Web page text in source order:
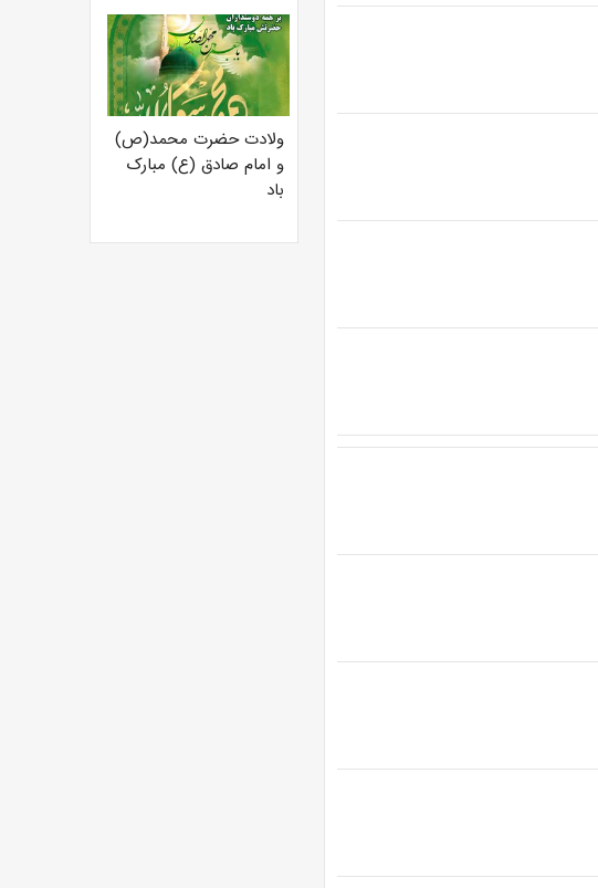
ولادت حضرت محمد(ص)
و امام صادق (ع) مبارک
باد